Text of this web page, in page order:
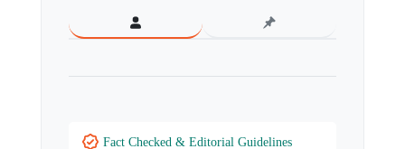
Fact Checked & Editorial Guidelines